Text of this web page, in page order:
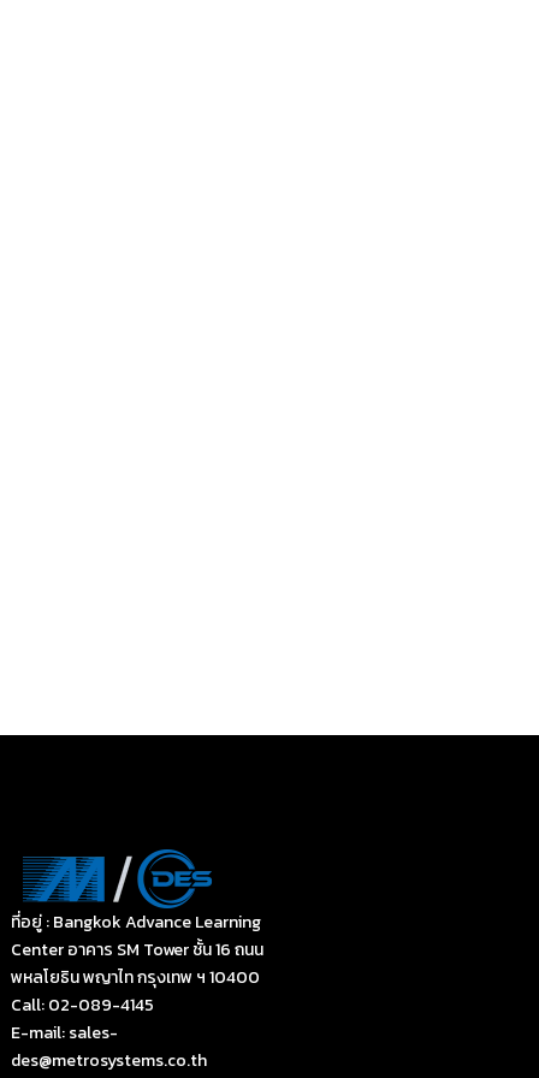
ที่อยู่ : Bangkok Advance Learning
Center อาคาร SM Tower ชั้น 16 ถนน
พหลโยธิน พญาไท กรุงเทพ ฯ 10400
Call: 02-089-4145
E-mail: sales-
des@metrosystems.co.th